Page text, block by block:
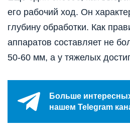
его рабочий ход. Он
глубину обработки. Как
аппаратов составляет не
50-60 мм, а у тяжелых
Больше
нашем Telegram